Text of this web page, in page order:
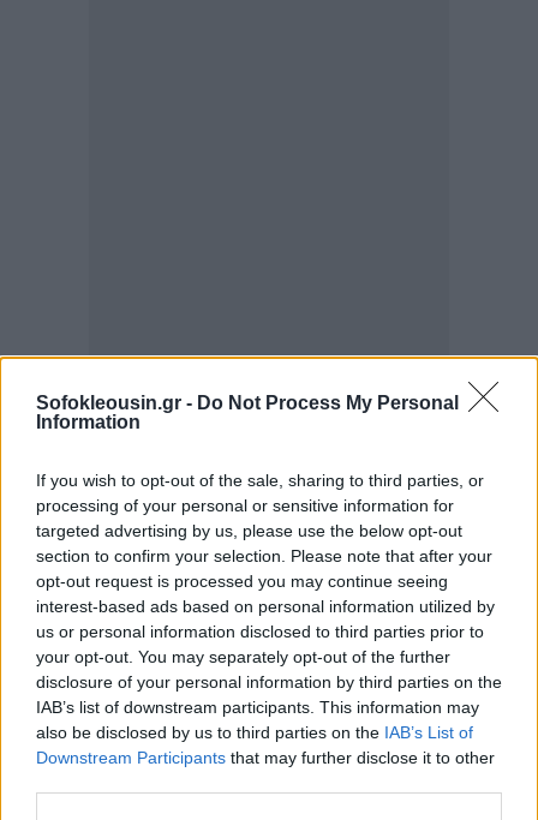
Sofokleousin.gr - Do Not Process My Personal
Information
If you wish to opt-out of the sale, sharing to third parties, or
processing of your personal or sensitive information for
targeted advertising by us, please use the below opt-out
section to confirm your selection. Please note that after your
opt-out request is processed you may continue seeing
interest-based ads based on personal information utilized by
us or personal information disclosed to third parties prior to
your opt-out. You may separately opt-out of the further
disclosure of your personal information by third parties on the
IAB’s list of downstream participants. This information may
also be disclosed by us to third parties on the IAB’s List of
Downstream Participants that may further disclose it to other
Η DeepSeek, που ιδρύθηκε το 2023, ανταγωνίζεται
πλέον αμερικανικά μοντέλα παραγωγικής τεχνητής
νοημοσύνης που κυριαρχούν στην αγορά, όπως το
ChatGPT (OpenAI) και το Gemini (Google).
Η εταιρία ανέφερε ότι χρήστες που έχουν ήδη
λογαριασμό μπορούν να συνδεθούν κανονικά.